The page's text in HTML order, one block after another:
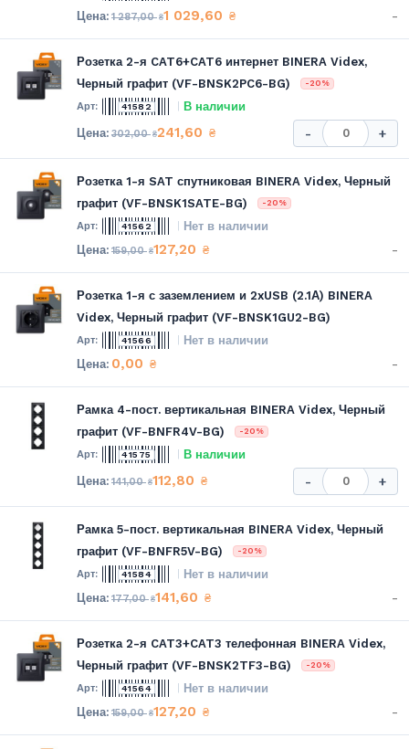
1 287,00₴1 029,60 ₴ -
Розетка 2-я CAT6+CAT6 интернет BINERA Videx,
Черный графит (VF-BNSK2PC6-BG)
-20%
41582 В наличии
302,00₴241,60 ₴ - +
Розетка 1-я SAT спутниковая BINERA Videx, Черный
графит (VF-BNSK1SATE-BG)
-20%
41562 Нет в наличии
159,00₴127,20 ₴ -
Розетка 1-я с заземлением и 2xUSB (2.1А) BINERA
Videx, Черный графит (VF-BNSK1GU2-BG)
41566 Нет в наличии
0,00 ₴ -
Рамка 4-пост. вертикальная BINERA Videx, Черный
графит (VF-BNFR4V-BG)
-20%
41575 В наличии
141,00₴112,80 ₴ - +
Рамка 5-пост. вертикальная BINERA Videx, Черный
графит (VF-BNFR5V-BG)
-20%
41584 Нет в наличии
177,00₴141,60 ₴ -
Розетка 2-я CAT3+CAT3 телефонная BINERA Videx,
Черный графит (VF-BNSK2TF3-BG)
-20%
41564 Нет в наличии
159,00₴127,20 ₴ -